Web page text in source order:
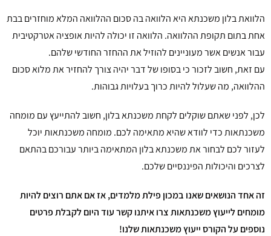
הלוואת בלון משכנתא היא הלוואה בה סכום ההלוואה המלא מוחזרים בבת
אחת בתום תקופת ההלוואה. הלוואה זו יכולה להיות אופציה אטרקטיבית
עבור אנשים אשר מעוניינים להוזיל את ההחזר החודשי שלהם.
עם זאת, חשוב לזכור כי בסופו של דבר יהיה צורך להחזיר את מלוא סכום
ההלוואה, מה שעלול להיות כרוך בעלויות גבוהות.
לכן, לפני שאתם שוקלים לקחת משכנתא בלון, חשוב להתייעץ עם מומחה
משכנתאות כדי לוודא שהיא מתאימה לכם. מומחה משכנתאות יוכל
לעזור לכם לבחור את משכנתא בלון המתאימה ביותר עבורכם בהתאם
לצרכים והיכולות הפיננסיים שלכם.
זה אחד הנושאים שאנו במכון פילת מלמדים, אז אם אתם רוצים להיות
מומחים לייעוץ משכנתאות צרו איתנו קשר עוד היום לקבלת פרטים
נוספים על הקורס ייעוץ משכנתאות שלנו!